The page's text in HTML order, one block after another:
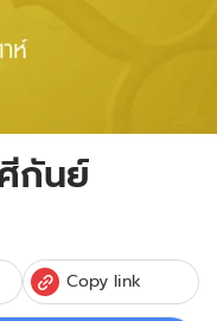
กันย์
Copy link